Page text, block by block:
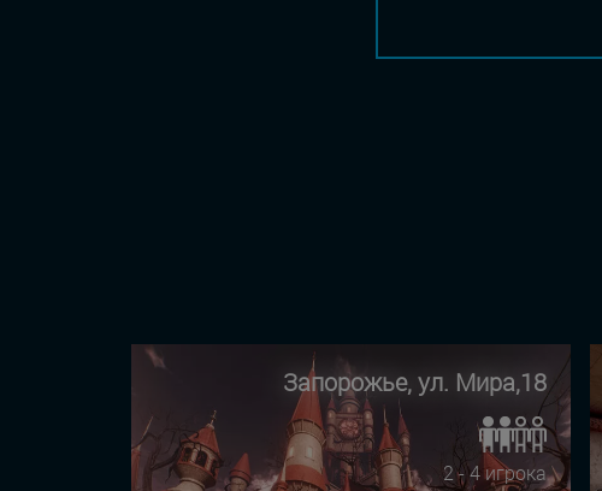
Запорожье, ул. Мира,18
2 - 4 игрока